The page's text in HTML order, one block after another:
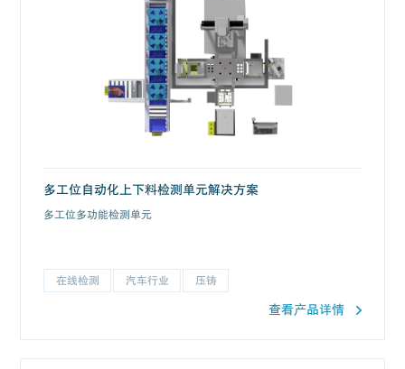
多工位自动化上下料检测单元解决方案
多工位多功能检测单元
在线检测 汽车行业 压铸
查看产品详情